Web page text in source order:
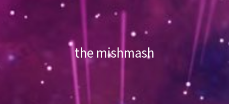
the mishmash